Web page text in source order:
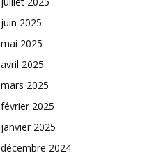
juin 2025
mai 2025
avril 2025
mars 2025
février 2025
janvier 2025
décembre 2024